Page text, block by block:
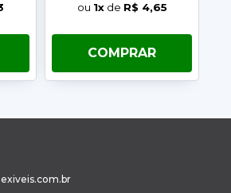
ou 1xde R$ 4,65
COMPRAR